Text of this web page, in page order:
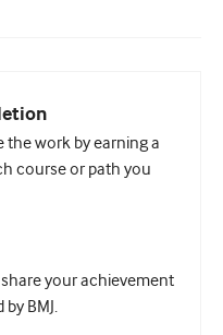
work by earning a
course or path you
your achievement
BMJ.